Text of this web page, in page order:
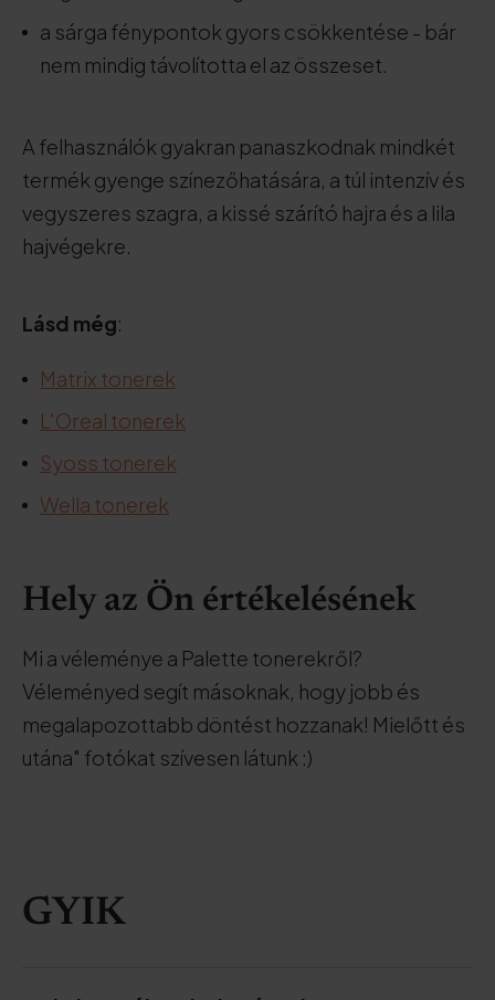
a sárga fénypontok gyors csökkentése - bár
nem mindig távolította el az összeset.
A felhasználók gyakran panaszkodnak mindkét
termék gyenge színezőhatására, a túl intenzív és
vegyszeres szagra, a kissé szárító hajra és a lila
hajvégekre.
Lásd még:
Matrix tonerek
L'Oreal tonerek
Syoss tonerek
Wella tonerek
Hely az Ön értékelésének
Mi a véleménye a Palette tonerekről?
Véleményed segít másoknak, hogy jobb és
megalapozottabb döntést hozzanak! Mielőtt és
utána" fotókat szívesen látunk :)
GYIK